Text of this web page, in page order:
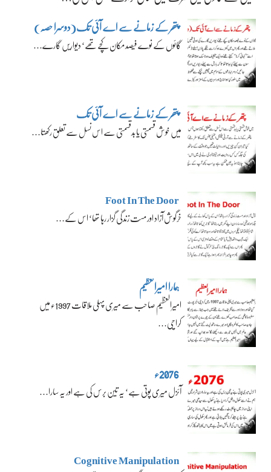
پتھر کے زمانے سے اے آئی تک(دوسرا حصہ)
گائوں کے نوے فیصد مکان کچے تھے‘ دیواریں گارے…
پتھر کے زمانے سے اے آئی تک
میں خوش قسمتی یا بدقسمتی سے اس نسل سے تعلق رکھتا…
Foot In The Door
خرگوش آزاد اور مست زندگی گزار رہا تھا‘ اس کے…
ہمارا امیرالعظیم
امیرالعظیم صاحب سے میری پہلی ملاقات 1997ء میں
کراچی…
2076ء
آئزل میری پوتی ہے‘ یہ تین برس کی ہے اور یہ سارا…
Cognitive Manipulation